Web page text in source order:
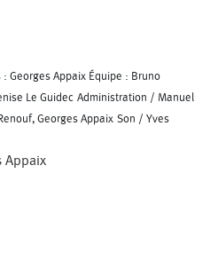
Georges Appaix Équipe : Bruno
Le Guidec Administration / Manuel
Georges Appaix Son / Yves
Appaix